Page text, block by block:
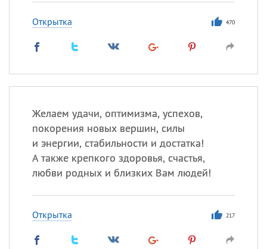
Открытка 470
Желаем удачи, оптимизма, успехов,
покорения новых вершин, силы
и энергии, стабильности и достатка!
А также крепкого здоровья, счастья,
любви родных и близких Вам людей!
Открытка 217